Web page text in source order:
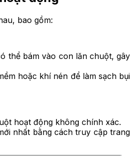
bao gồm:
thể bám vào con lăn chuột, gây
hoặc khí nén để làm sạch bụi
hoạt động không chính xác.
nhất bằng cách truy cập trang